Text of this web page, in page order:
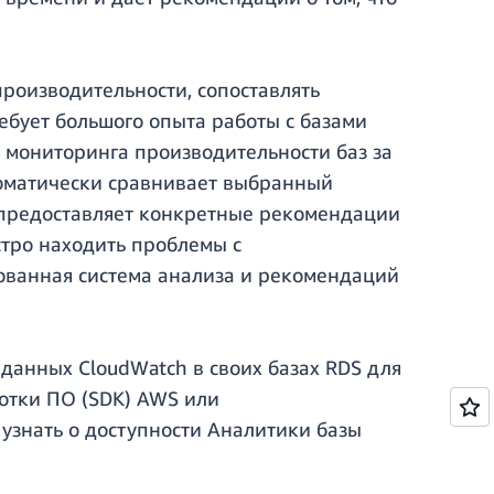
сопоставлять
большого опыта работы с базами
производительности баз за
сравнивает выбранный
конкретные рекомендации
находить проблемы с
система анализа и рекомендаций
CloudWatch в своих базах RDS для
ПО (SDK) AWS или
о доступности Аналитики базы